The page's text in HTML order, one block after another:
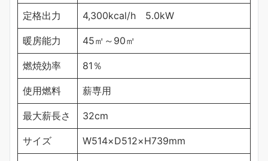
定格出力 4,300kcal/h 5.0kW
暖房能力 45㎡～90㎡
燃焼効率 81％
使用燃料 薪専用
最大薪長さ 32cm
サイズ W514×D512×H739mm